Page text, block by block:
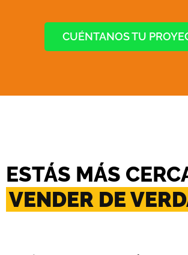
CUÉNTANOS TU
ESTÁS MÁS
VENDER DE